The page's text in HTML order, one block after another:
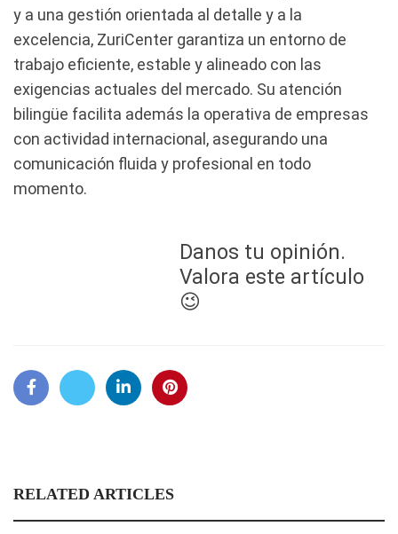
y a una gestión orientada al detalle y a la
excelencia, ZuriCenter garantiza un entorno de
trabajo eficiente, estable y alineado con las
exigencias actuales del mercado. Su atención
bilingüe facilita además la operativa de empresas
con actividad internacional, asegurando una
comunicación fluida y profesional en todo
momento.
Danos tu opinión.
Valora este artículo
😉
RELATED ARTICLES